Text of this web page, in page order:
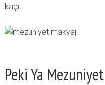
kaçı.
Peki Ya